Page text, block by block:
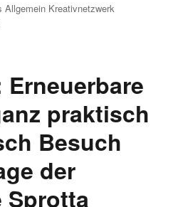
Allgemein Kreativnetzwerk
praktisch
Besuch
der
Sprotta